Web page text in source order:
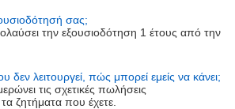
σας;
την εξουσιοδότηση 1 έτους από την
δεν λειτουργεί, πώς μπορεί εμείς να κάνει;
τις σχετικές πωλήσεις
ζητήματα που έχετε.